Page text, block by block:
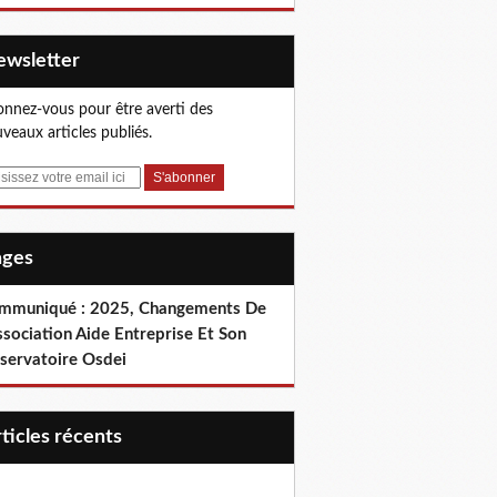
vous pour être averti des
articles publiés.
: 2025, Changements De
Aide Entreprise Et Son
Osdei
récents